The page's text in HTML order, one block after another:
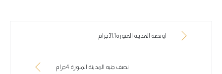
اونصة المدينة المنورة31.1جرام
نصف جنيه المدينة المنورة 4جرام